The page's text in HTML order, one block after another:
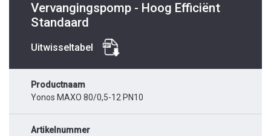
Vervangingspomp - Hoog Efficiënt
Standaard
Uitwisseltabel
Productnaam
Yonos MAXO 80/0,5-12 PN10
Artikelnummer